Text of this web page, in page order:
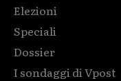
Elezioni
Speciali
Dossier
I sondaggi di Vpost